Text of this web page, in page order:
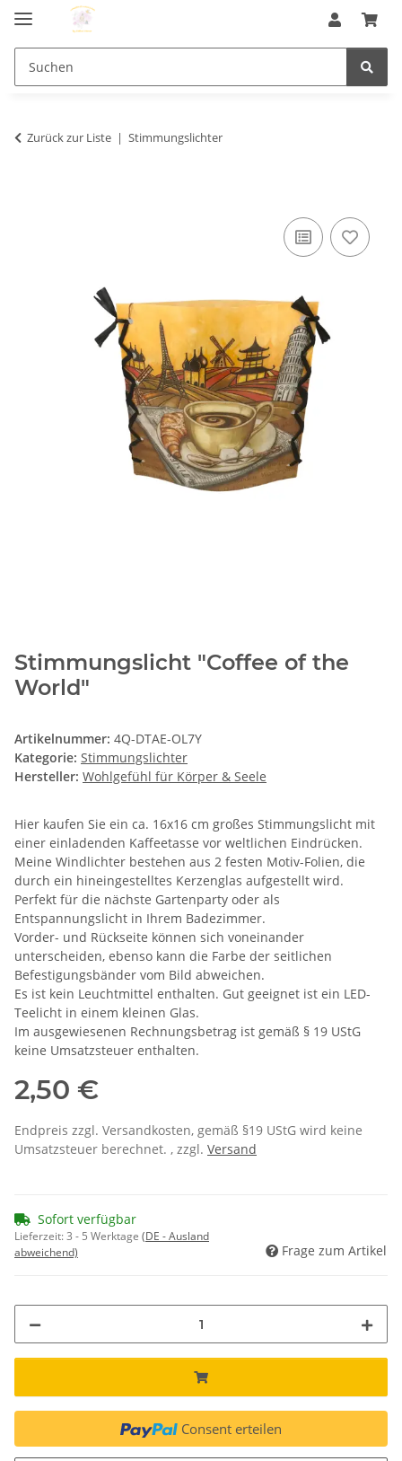
Zurück zur Liste Stimmungslichter
Stimmungslicht "Coffee of the
World"
Artikelnummer: 4Q-DTAE-OL7Y
Kategorie: Stimmungslichter
Hersteller: Wohlgefühl für Körper & Seele
Hier kaufen Sie ein ca. 16x16 cm großes Stimmungslicht mit
einer einladenden Kaffeetasse vor weltlichen Eindrücken.
Meine Windlichter bestehen aus 2 festen Motiv-Folien, die
durch ein hineingestelltes Kerzenglas aufgestellt wird.
Perfekt für die nächste Gartenparty oder als
Entspannungslicht in Ihrem Badezimmer.
Vorder- und Rückseite können sich voneinander
unterscheiden, ebenso kann die Farbe der seitlichen
Befestigungsbänder vom Bild abweichen.
Es ist kein Leuchtmittel enthalten. Gut geeignet ist ein LED-
Teelicht in einem kleinen Glas.
Im ausgewiesenen Rechnungsbetrag ist gemäß § 19 UStG
keine Umsatzsteuer enthalten.
2,50 €
Endpreis zzgl. Versandkosten, gemäß §19 UStG wird keine
Umsatzsteuer berechnet. , zzgl. Versand
Sofort verfügbar
Lieferzeit:3 - 5 Werktage (DE - Ausland
abweichend)
Frage zum Artikel
Consent erteilen